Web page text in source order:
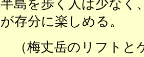
半島を歩く人は少なく
が存分に楽しめる。
（梅丈岳のリフ